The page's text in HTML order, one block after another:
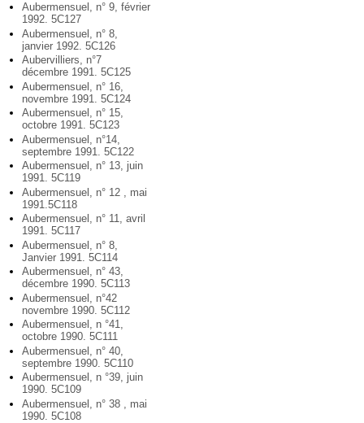
Aubermensuel, n° 9, février
1992. 5C127
Aubermensuel, n° 8,
janvier 1992. 5C126
Aubervilliers, n°7
décembre 1991. 5C125
Aubermensuel, n° 16,
novembre 1991. 5C124
Aubermensuel, n° 15,
octobre 1991. 5C123
Aubermensuel, n°14,
septembre 1991. 5C122
Aubermensuel, n° 13, juin
1991. 5C119
Aubermensuel, n° 12 , mai
1991.5C118
Aubermensuel, n° 11, avril
1991. 5C117
Aubermensuel, n° 8,
Janvier 1991. 5C114
Aubermensuel, n° 43,
décembre 1990. 5C113
Aubermensuel, n°42
novembre 1990. 5C112
Aubermensuel, n °41,
octobre 1990. 5C111
Aubermensuel, n° 40,
septembre 1990. 5C110
Aubermensuel, n °39, juin
1990. 5C109
Aubermensuel, n° 38 , mai
1990. 5C108